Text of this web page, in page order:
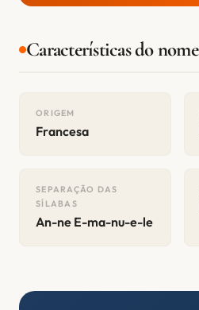
Características do nome
ORIGEM
Francesa
SEPARAÇÃO DAS
SÍLABAS
An-ne E-ma-nu-e-le